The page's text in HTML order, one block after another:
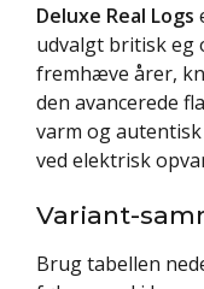
Deluxe Real Logs
udvalgt britisk
fremhæve årer,
den avancerede
varm og
ved elektrisk
Variant-
Brug tabellen